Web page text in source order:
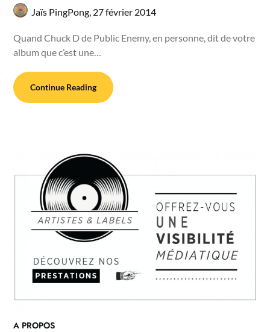
Jaïs PingPong, 27 février 2014
Quand Chuck D de Public Enemy, en personne, dit de votre
album que c’est une…
Continue Reading
A PROPOS